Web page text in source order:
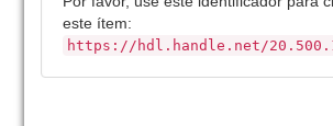
este ítem:
https://hdl.handle.net/